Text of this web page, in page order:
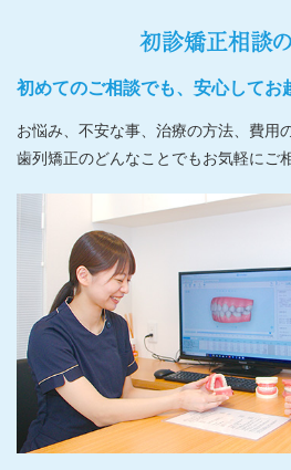
初診矯正相談
初めてのご相談でも、安心してお
お悩み、不安な事、治療の方法、費用
歯列矯正のどんなことでもお気軽にご